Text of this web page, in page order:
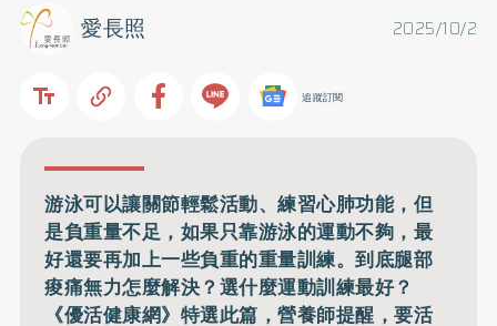
2025/10/2
愛長照
追蹤訂閱
游泳可以讓關節輕鬆活動、練習心肺功能，但
是負重量不足，如果只靠游泳的運動不夠，最
好還要再加上一些負重的重量訓練。到底腿部
痠痛無力怎麼解決？選什麼運動訓練最好？
《優活健康網》特選此篇，營養師提醒，要活